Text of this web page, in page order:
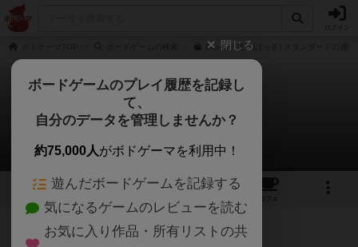
Bossa／坊茶(ぼっさ) スタンダードの通販
坊茶 スタンダード版
バナナムーンさんのルール/インスト
9 6 6
カフェ
121名 0名 0 4年以上前
閉じる
ボードゲームのプレイ履歴を記録し
て、
自分のデータを管理しませんか？
約75,000人がボドゲーマを利用中！
遊んだボードゲームを記録する
気になるゲームのレビューを読む
お気に入り作品・所有リストの共